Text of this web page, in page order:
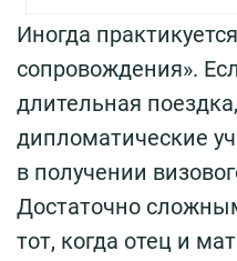
Иногда
сопровождения».
длительная
дипломатические
в получении
Достаточно
тот, когда отец и